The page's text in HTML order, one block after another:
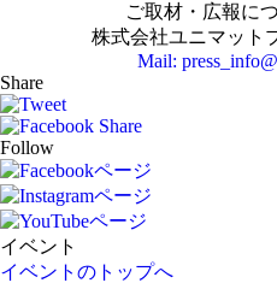
ご取材・広報に
株式会社ユニマット
Mail:
Share
Follow
イベント
イベントのトップへ